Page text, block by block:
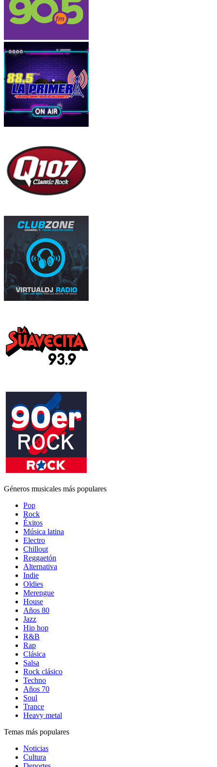
Géneros musicales más populares
Pop
Rock
Éxitos
Música latina
Electro
Chillout
Reggaetón
Alternativa
Indie
Oldies
Merengue
House
Años 80
Jazz
Hip hop
R&B
Rap
Clásica
Salsa
Rock clásico
Techno
Años 70
Soul
Trance
Heavy metal
Temas más populares
Noticias
Cultura